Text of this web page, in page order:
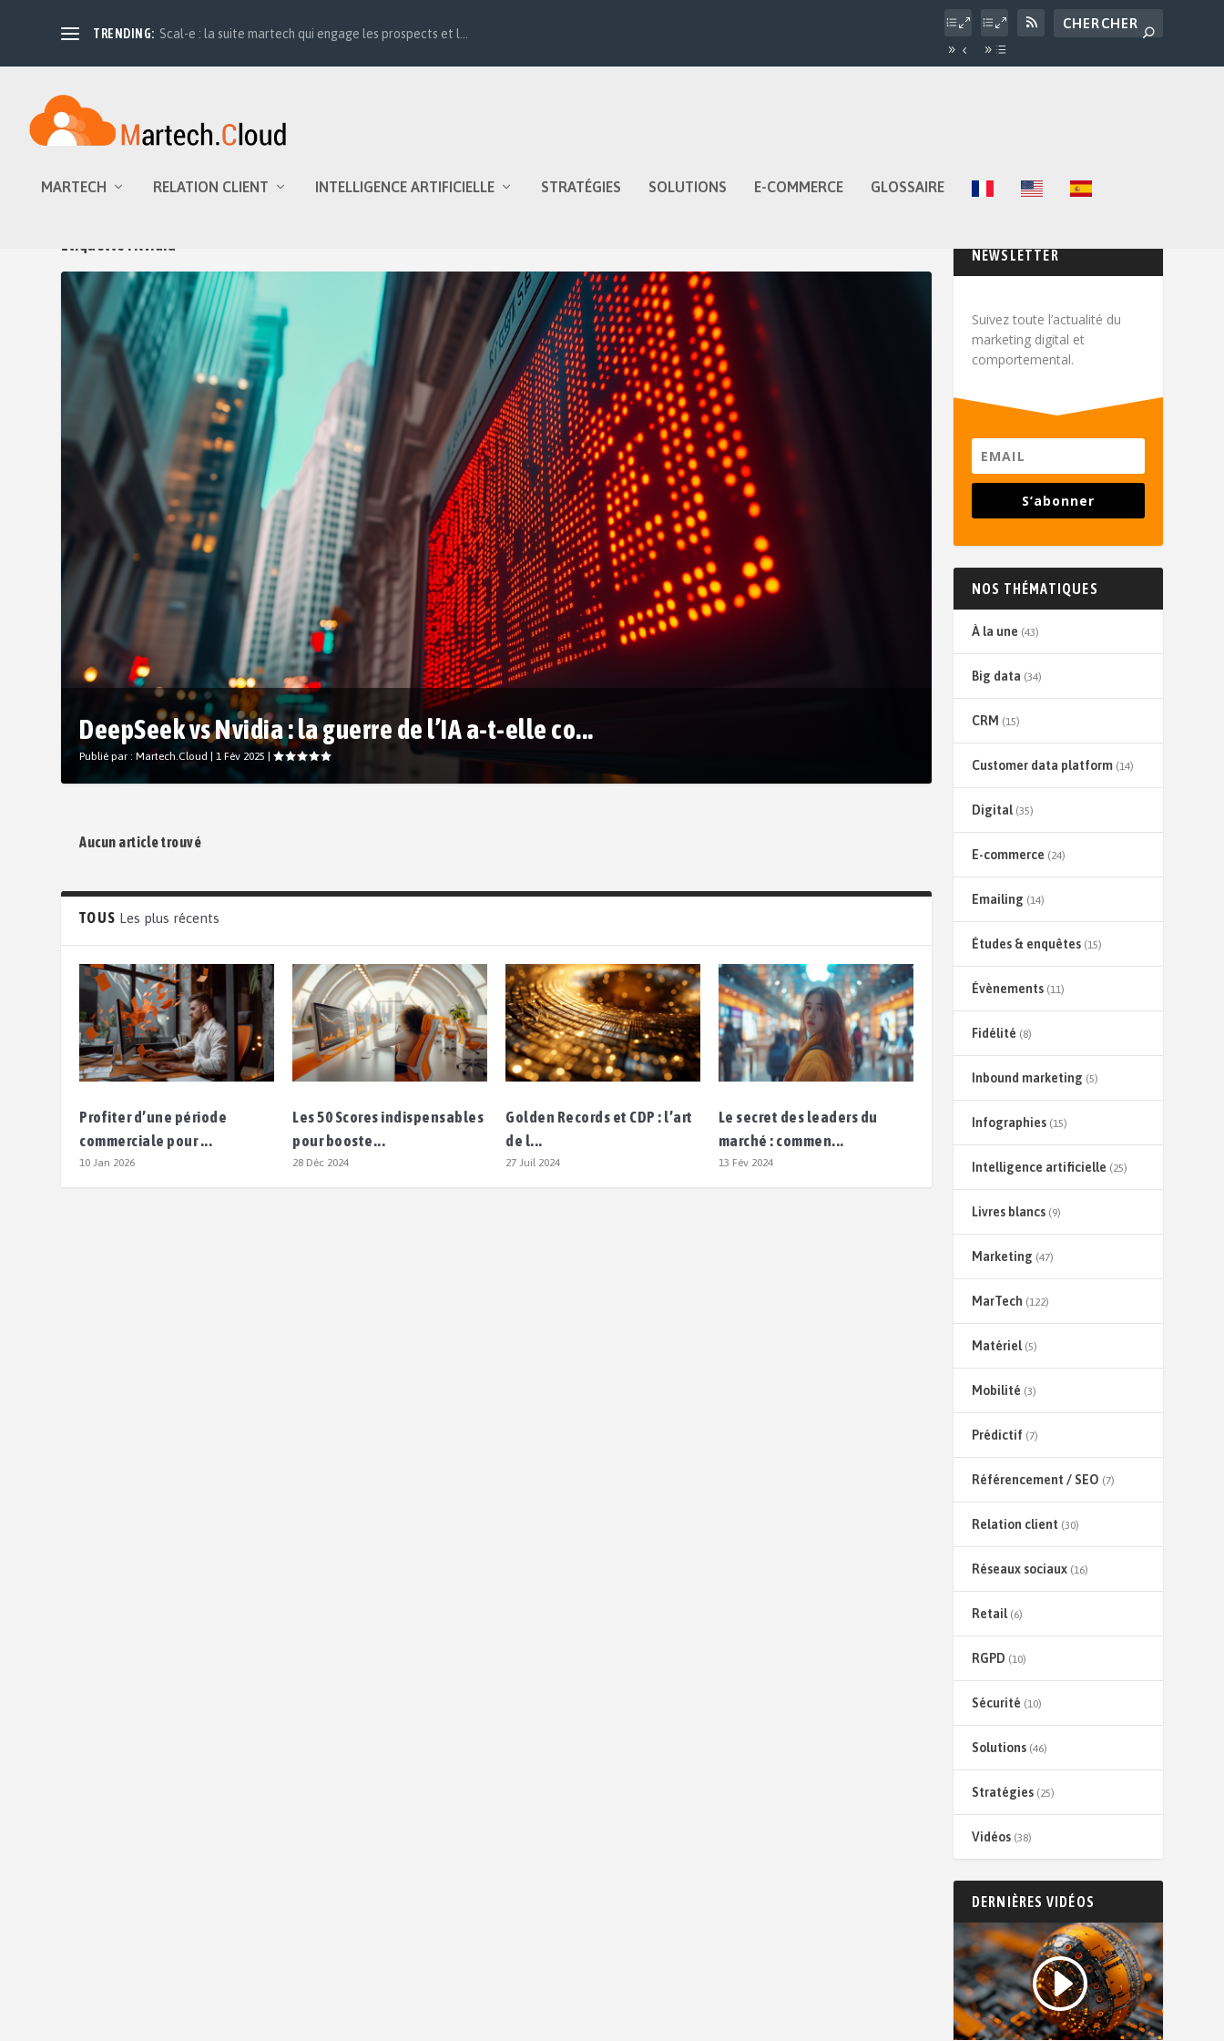
TRENDING: Scal-e : la suite martech qui engage les prospects et l...
MARTECH RELATION CLIENT INTELLIGENCE ARTIFICIELLE STRATÉGIES SOLUTIONS E-COMMERCE GLOSSAIRE
Étiquette : Nvidia
DeepSeek vs Nvidia : la guerre de l’IA a-t-elle co...
Publié par :Martech.Cloud |1 Fév 2025 |
Aucun article trouvé
TOUS Les plus récents
Profiter d’une période
commerciale pour ...
10 Jan 2026
Les 50 Scores indispensables
pour booste...
28 Déc 2024
Golden Records et CDP : l’art
de l...
27 Juil 2024
Le secret des leaders du
marché : commen...
13 Fév 2024
NEWSLETTER
Suivez toute l’actualité du
marketing digital et
comportemental.
S’abonner
NOS THÉMATIQUES
À la une (43)
Big data (34)
CRM (15)
Customer data platform(14)
Digital(35)
E-commerce (24)
Emailing (14)
Études & enquêtes(15)
Évènements(11)
Fidélité (8)
Inbound marketing (5)
Infographies(15)
Intelligence artificielle (25)
Livres blancs(9)
Marketing (47)
MarTech (122)
Matériel(5)
Mobilité (3)
Prédictif (7)
Référencement / SEO (7)
Relation client(30)
Réseaux sociaux(16)
Retail(6)
RGPD (10)
Sécurité (10)
Solutions(46)
Stratégies(25)
Vidéos(38)
DERNIÈRES VIDÉOS